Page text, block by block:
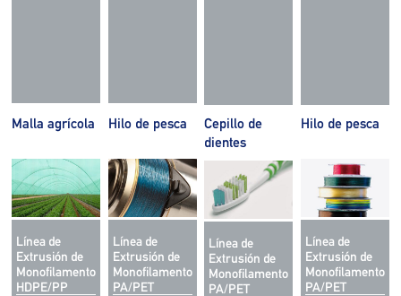
Malla agrícola
Línea de
Extrusión de
Monofilamento
HDPE/PP
Hilo de pesca
Línea de
Extrusión de
Monofilamento
PA/PET
Cepillo de
dientes
Línea de
Extrusión de
Monofilamento
PA/PET
Hilo de pesca
Línea de
Extrusión de
Monofilamento
PA/PET